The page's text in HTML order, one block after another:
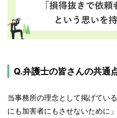
Q.弁護士の皆さんの共通
当事務所の理念として掲げてい
にも加害者にもさせないために